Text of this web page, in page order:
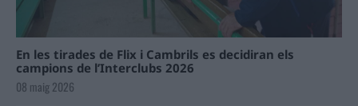
En les tirades de Flix i Cambrils es decidiran els
campions de l’Interclubs 2026
08 maig 2026